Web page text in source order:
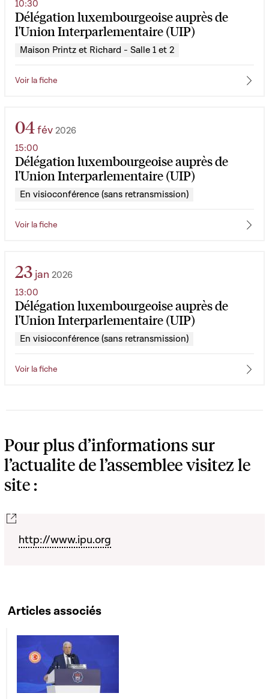
Délégation luxembourgeoise auprès de
l'Union Interparlementaire (UIP)
10:30
Maison Printz et Richard - Salle 1 et 2
Voir la fiche
04fév 2026
Délégation luxembourgeoise auprès de
l'Union Interparlementaire (UIP)
15:00
En visioconférence (sans retransmission)
Voir la fiche
23 jan 2026
Délégation luxembourgeoise auprès de
l'Union Interparlementaire (UIP)
13:00
En visioconférence (sans retransmission)
Voir la fiche
Pour plus d’informations sur
l’actualite de l’assemblee visitez le
site :
http://www.ipu.org
Articles associés